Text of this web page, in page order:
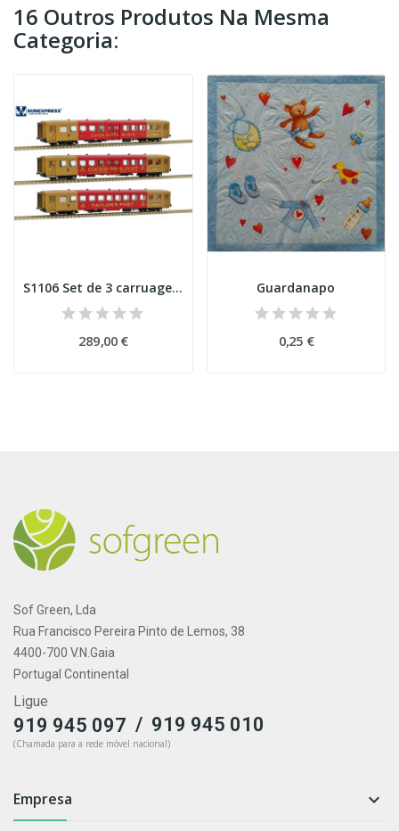
16 Outros Produtos Na Mesma
Categoria:
S1106 Set de 3 carruagens Schindler CP Época V...
289,00 €
Guardanapo
0,25 €
Sof Green, Lda
Rua Francisco Pereira Pinto de Lemos, 38
4400-700 V.N.Gaia
Portugal Continental
Ligue
919 945 097 / 919 945 010
(Chamada para a rede móvel nacional)
Empresa 